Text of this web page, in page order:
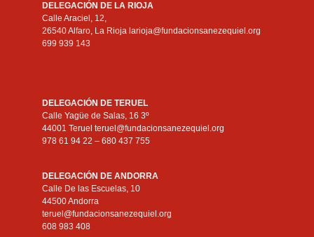
DELEGACIÓN DE LA RIOJA
Calle Araciel, 12,
26540 Alfaro, La Rioja larioja@fundacionsanezequiel.org
699 939 143
DELEGACIÓN DE TERUEL
Calle Yagüe de Salas, 16 3º
44001 Teruel teruel@fundacionsanezequiel.org
978 61 94 22 – 680 437 755
DELEGACIÓN DE ANDORRA
Calle De las Escuelas, 10
44500 Andorra
teruel@fundacionsanezequiel.org
608 983 408